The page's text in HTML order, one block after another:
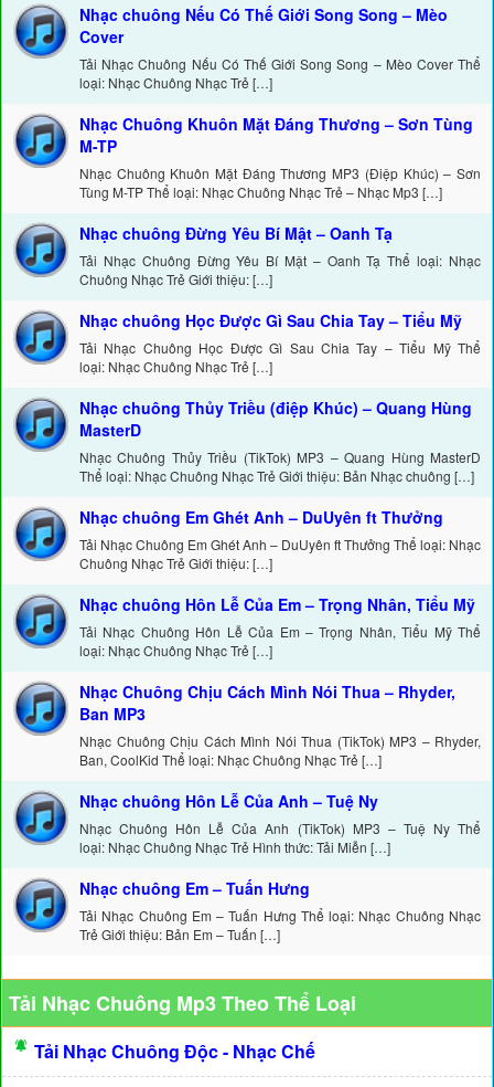
Nhạc chuông Nếu Có Thế Giới Song Song – Mèo
Cover
Tải Nhạc Chuông Nếu Có Thế Giới Song Song – Mèo Cover Thể
loại: Nhạc Chuông Nhạc Trẻ […]
Nhạc Chuông Khuôn Mặt Đáng Thương – Sơn Tùng
M-TP
Nhạc Chuông Khuôn Mặt Đáng Thương MP3 (Điệp Khúc) – Sơn
Tùng M-TP Thể loại: Nhạc Chuông Nhạc Trẻ – Nhạc Mp3 […]
Nhạc chuông Đừng Yêu Bí Mật – Oanh Tạ
Tải Nhạc Chuông Đừng Yêu Bí Mật – Oanh Tạ Thể loại: Nhạc
Chuông Nhạc Trẻ Giới thiệu: […]
Nhạc chuông Học Được Gì Sau Chia Tay – Tiểu Mỹ
Tải Nhạc Chuông Học Được Gì Sau Chia Tay – Tiểu Mỹ Thể
loại: Nhạc Chuông Nhạc Trẻ […]
Nhạc chuông Thủy Triều (điệp Khúc) – Quang Hùng
MasterD
Nhạc Chuông Thủy Triều (TikTok) MP3 – Quang Hùng MasterD
Thể loại: Nhạc Chuông Nhạc Trẻ Giới thiệu: Bản Nhạc chuông […]
Nhạc chuông Em Ghét Anh – DuUyên ft Thưởng
Tải Nhạc Chuông Em Ghét Anh – DuUyên ft Thưởng Thể loại: Nhạc
Chuông Nhạc Trẻ Giới thiệu: […]
Nhạc chuông Hôn Lễ Của Em – Trọng Nhân, Tiểu Mỹ
Tải Nhạc Chuông Hôn Lễ Của Em – Trọng Nhân, Tiểu Mỹ Thể
loại: Nhạc Chuông Nhạc Trẻ […]
Nhạc Chuông Chịu Cách Mình Nói Thua – Rhyder,
Ban MP3
Nhạc Chuông Chịu Cách Mình Nói Thua (TikTok) MP3 – Rhyder,
Ban, CoolKid Thể loại: Nhạc Chuông Nhạc Trẻ […]
Nhạc chuông Hôn Lễ Của Anh – Tuệ Ny
Nhạc Chuông Hôn Lễ Của Anh (TikTok) MP3 – Tuệ Ny Thể
loại: Nhạc Chuông Nhạc Trẻ Hình thức: Tải Miễn […]
Nhạc chuông Em – Tuấn Hưng
Tải Nhạc Chuông Em – Tuấn Hưng Thể loại: Nhạc Chuông Nhạc
Trẻ Giới thiệu: Bản Em – Tuấn […]
Tải Nhạc Chuông Mp3 Theo Thể Loại
Tải Nhạc Chuông Độc - Nhạc Chế